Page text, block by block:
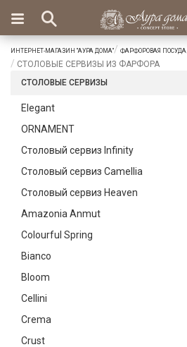
Вход
Избранное
×
Салоны
Доставка
Оплата
для
дома
Бар
Посуда
Сервировка
приборы
ИНТЕРНЕТ-МАГАЗИН "АУРА ДОМА" ФАРФОРОВАЯ ПОСУДА
СТОЛОВЫЕ СЕРВИЗЫ ИЗ ФАРФОРА
СТОЛОВЫЕ СЕРВИЗЫ
Elegant
ORNAMENT
Столовый сервиз Infinity
Столовый сервиз Camellia
Столовый сервиз Heaven
Amazonia Anmut
Colourful Spring
Bianco
Bloom
Cellini
Crema
Crust